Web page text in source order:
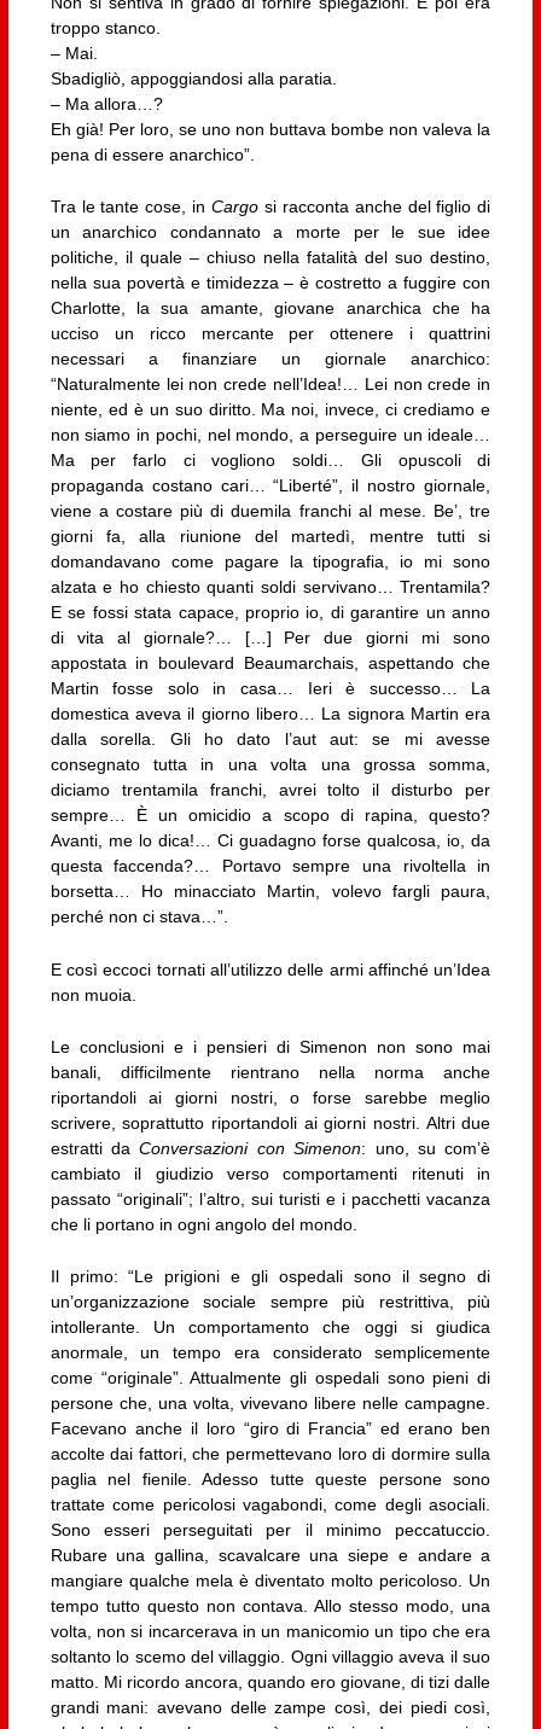
troppo stanco.
– Mai.
Sbadigliò, appoggiandosi alla paratia.
– Ma allora…?
Eh già! Per loro, se uno non buttava bombe non valeva la
pena di essere anarchico”.
Tra le tante cose, inCargo si racconta anche del figlio di
un anarchico condannato a morte per le sue idee
politiche, il quale – chiuso nella fatalità del suo destino,
nella sua povertà e timidezza – è costretto a fuggire con
Charlotte, la sua amante, giovane anarchica che ha
ucciso un ricco mercante per ottenere i quattrini
necessari a finanziare un giornale anarchico:
“Naturalmente lei non crede nell’Idea!… Lei non crede in
niente, ed è un suo diritto. Ma noi, invece, ci crediamo e
non siamo in pochi, nel mondo, a perseguire un ideale…
Ma per farlo ci vogliono soldi… Gli opuscoli di
propaganda costano cari… “Liberté”, il nostro giornale,
viene a costare più di duemila franchi al mese. Be’, tre
giorni fa, alla riunione del martedì, mentre tutti si
domandavano come pagare la tipografia, io mi sono
alzata e ho chiesto quanti soldi servivano… Trentamila?
E se fossi stata capace, proprio io, di garantire un anno
di vita al giornale?… […] Per due giorni mi sono
appostata in boulevard Beaumarchais, aspettando che
Martin fosse solo in casa… Ieri è successo… La
domestica aveva il giorno libero… La signora Martin era
dalla sorella. Gli ho dato l’aut aut: se mi avesse
consegnato tutta in una volta una grossa somma,
diciamo trentamila franchi, avrei tolto il disturbo per
sempre… È un omicidio a scopo di rapina, questo?
Avanti, me lo dica!… Ci guadagno forse qualcosa, io, da
questa faccenda?… Portavo sempre una rivoltella in
borsetta… Ho minacciato Martin, volevo fargli paura,
perché non ci stava…”.
E così eccoci tornati all’utilizzo delle armi affinché un’Idea
non muoia.
Le conclusioni e i pensieri di Simenon non sono mai
banali, difficilmente rientrano nella norma anche
riportandoli ai giorni nostri, o forse sarebbe meglio
scrivere, soprattutto riportandoli ai giorni nostri. Altri due
estratti daConversazioni con Simenon: uno, su com’è
cambiato il giudizio verso comportamenti ritenuti in
passato “originali”; l’altro, sui turisti e i pacchetti vacanza
che li portano in ogni angolo del mondo.
Il primo: “Le prigioni e gli ospedali sono il segno di
un’organizzazione sociale sempre più restrittiva, più
intollerante. Un comportamento che oggi si giudica
anormale, un tempo era considerato semplicemente
come “originale”. Attualmente gli ospedali sono pieni di
persone che, una volta, vivevano libere nelle campagne.
Facevano anche il loro “giro di Francia” ed erano ben
accolte dai fattori, che permettevano loro di dormire sulla
paglia nel fienile. Adesso tutte queste persone sono
trattate come pericolosi vagabondi, come degli asociali.
Sono esseri perseguitati per il minimo peccatuccio.
Rubare una gallina, scavalcare una siepe e andare a
mangiare qualche mela è diventato molto pericoloso. Un
tempo tutto questo non contava. Allo stesso modo, una
volta, non si incarcerava in un manicomio un tipo che era
soltanto lo scemo del villaggio. Ogni villaggio aveva il suo
matto. Mi ricordo ancora, quando ero giovane, di tizi dalle
grandi mani: avevano delle zampe così, dei piedi così,